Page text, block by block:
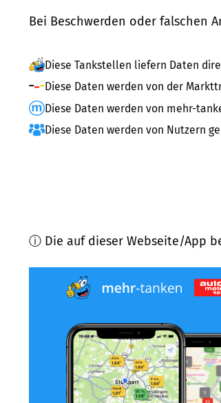
Bei Beschwerden oder falschen
Diese Tankstellen liefern Daten
Diese Daten werden von der
Diese Daten werden von mehr-
Diese Daten werden von Nutzern
ⓘ Die auf dieser Webseite/App